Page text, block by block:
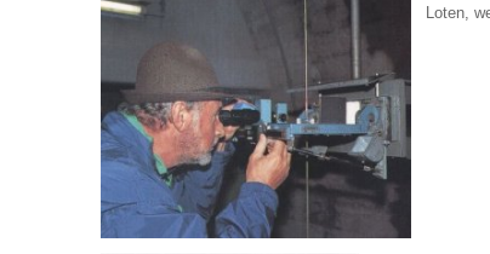
Loten,